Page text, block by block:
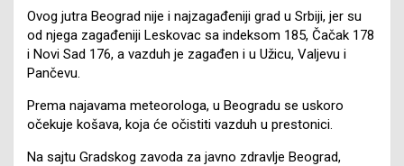
Ovog jutra Beograd nije i najzagađeniji grad u Srbiji, jer su
od njega zagađeniji Leskovac sa indeksom 185, Čačak 178
i Novi Sad 176, a vazduh je zagađen i u Užicu, Valjevu i
Pančevu.
Prema najavama meteorologa, u Beogradu se uskoro
očekuje košava, koja će očistiti vazduh u prestonici.
Na sajtu Gradskog zavoda za javno zdravlje Beograd,